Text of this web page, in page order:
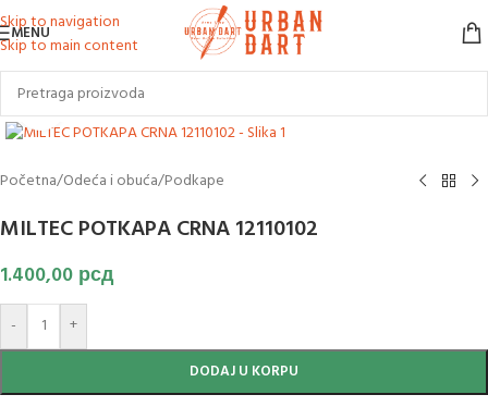
Skip to navigation
Skip to main content
MENU
Klikni za uvećanje slike
Početna/Odeća i obuća/Podkape
MILTEC POTKAPA CRNA 12110102
1.400,00 рсд
- +
DODAJ U KORPU